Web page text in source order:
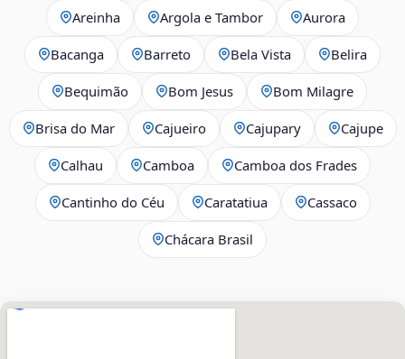
Areinha Argola e Tambor Aurora
Bacanga Barreto Bela Vista Belira
Bequimão Bom Jesus Bom Milagre
Brisa do Mar Cajueiro Cajupary Cajupe
Calhau Camboa Camboa dos Frades
Cantinho do Céu Caratatiua Cassaco
Chácara Brasil